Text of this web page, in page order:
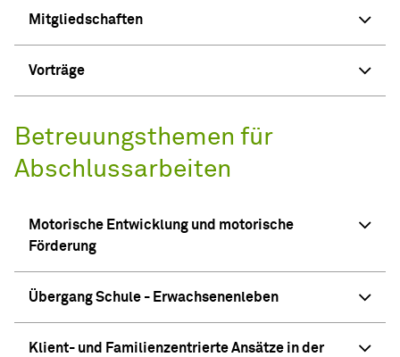
Mitgliedschaften
Vorträge
Betreuungsthemen für
Abschlussarbeiten
Motorische Entwicklung und motorische
Förderung
Übergang Schule - Erwachsenenleben
Klient- und Familienzentrierte Ansätze in der